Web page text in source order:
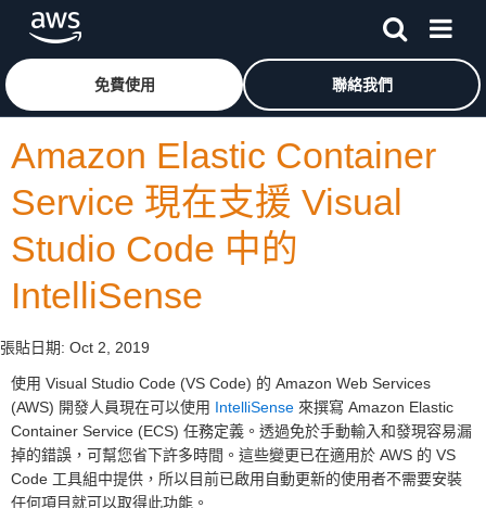
跳至主要內容按一下這裡可返回 Amazon Web Services 首頁
免費使用 聯絡我們
Amazon Elastic Container
Service 現在支援 Visual
Studio Code 中的
IntelliSense
張貼日期: Oct 2, 2019
使用 Visual Studio Code (VS Code) 的 Amazon Web Services
(AWS) 開發人員現在可以使用 IntelliSense 來撰寫 Amazon Elastic
Container Service (ECS) 任務定義。透過免於手動輸入和發現容易漏
掉的錯誤，可幫您省下許多時間。這些變更已在適用於 AWS 的 VS
Code 工具組中提供，所以目前已啟用自動更新的使用者不需要安裝
任何項目就可以取得此功能。